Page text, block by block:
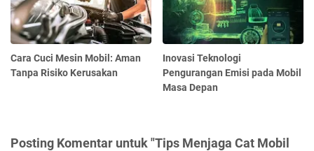
Cara Cuci Mesin Mobil: Aman
Tanpa Risiko Kerusakan
Inovasi Teknologi
Pengurangan Emisi pada Mobil
Masa Depan
Posting Komentar untuk "Tips Menjaga Cat Mobil